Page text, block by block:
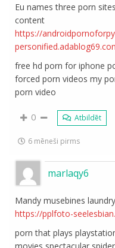
Eu names three porn
content
https://
free hd porn for iphone
forced porn videos my
porn video
0 Atbildēt
6 mēneši pirms
marlaqy6
Mandy musebines
https://pplfoto-
porn that plays